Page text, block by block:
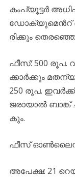
കം​പ്യൂ​ട്ട​ർ
ഡോ​ക്യു​മെ​ന്‍റ്
രി​ക്കും
ഫീ​സ്: 500 രൂ​പ​.
ക്കാ​ർ​ക്കും
250 രൂ​പ​.
ജ​രാ​യാ​ൽ ബാ​ങ്ക്
കും.
ഫീ​സ്
അ​പേ​ക്ഷ: 21